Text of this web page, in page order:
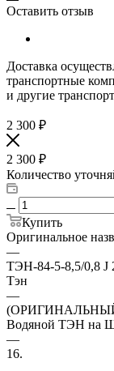
Оставить отзыв
Доставка
транспортные
и другие
2 300 ₽
2 300 ₽
Количество
Купить
Оригинальное
—
ТЭН-84-5-8,5/0,8 J
Тэн
—
Водяной ТЭН на
—
16.